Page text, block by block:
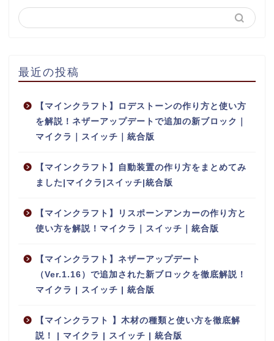
最近の投稿
【マインクラフト】ロデストーンの作り方と使い方
を解説！ネザーアップデートで追加の新ブロック｜
マイクラ｜スイッチ｜統合版
【マインクラフト】自動装置の作り方をまとめてみ
ました|マイクラ|スイッチ|統合版
【マインクラフト】リスポーンアンカーの作り方と
使い方を解説！マイクラ｜スイッチ｜統合版
【マインクラフト】ネザーアップデート
（Ver.1.16）で追加された新ブロックを徹底解説！
マイクラ | スイッチ | 統合版
【マインクラフト 】木材の種類と使い方を徹底解
説！ | マイクラ | スイッチ | 統合版